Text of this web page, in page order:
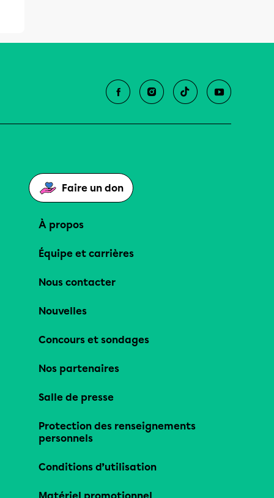
Faire un don
À propos
Équipe et carrières
Nous contacter
Nouvelles
Concours et sondages
Nos partenaires
Salle de presse
Protection des renseignements
personnels
Conditions d’utilisation